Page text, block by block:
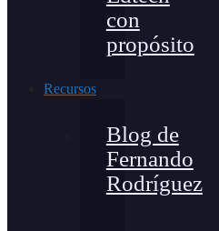
con
propósito
Recursos
Blog de
Fernando
Rodríguez